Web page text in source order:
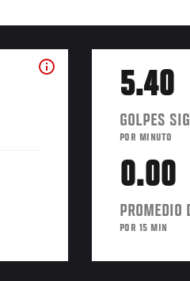
5.40
GOLPES
POR MINUTO
0.00
PROMEDIO
POR 15 MIN